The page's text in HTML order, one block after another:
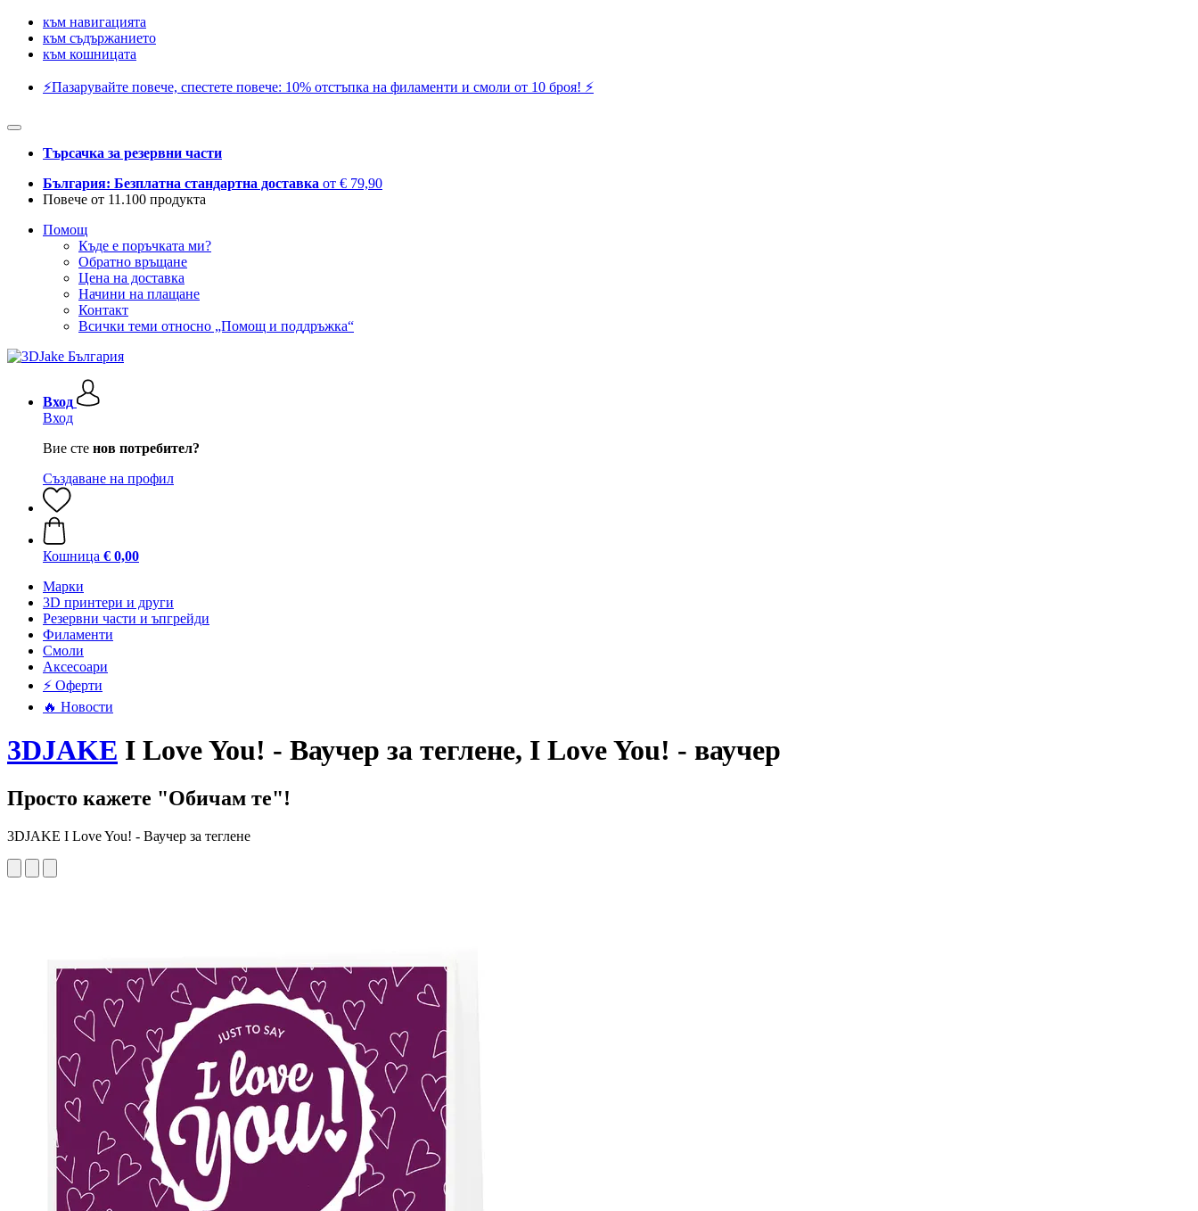
към навигацията
към съдържанието
към кошницата
⚡️Пазарувайте повече, спестете повече: 10% отстъпка на филаменти и смоли от 10 броя! ⚡️
Търсачка за резервни части
България: Безплатна стандартна доставка от € 79,90
Повече от 11.100 продукта
Помощ
Къде е поръчката ми?
Обратно връщане
Цена на доставка
Начини на плащане
Контакт
Всички теми относно „Помощ и поддръжка“
Вход
Вход
Вие сте нов потребител?
Създаване на профил
Кошница € 0,00
Mарки
3D принтери и други
Резервни части и ъпгрейди
Филаменти
Смоли
Аксесоари
⚡ Оферти
🔥 Новости
3DJAKE I Love You! - Ваучер за теглене, I Love You! - ваучер
Просто кажете "Обичам те"!
3DJAKE I Love You! - Ваучер за теглене